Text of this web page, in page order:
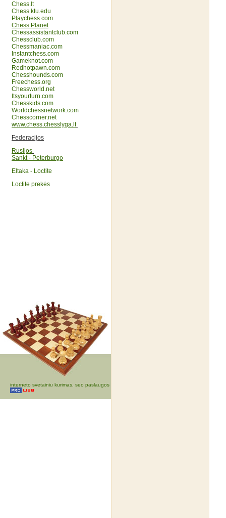
Chess.lt
Chess.ktu.edu
Playchess.com
Chess Planet
Chessassistantclub.com
Chessclub.com
Chessmaniac.com
Instantchess.com
Gameknot.com
Redhotpawn.com
Chesshounds.com
Freechess.org
Chessworld.net
Itsyourturn.com
Chesskids.com
Worldchessnetwork.com
Chesscorner.net
www.chess.chesslyga.lt
Federacijos
Rusijos
Sankt - Peterburgo
Eltaka - Loctite
Loctite prekės
interneto svetainiu kurimas, seo paslaugos